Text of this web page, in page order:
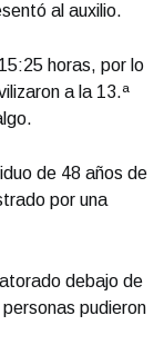
al auxilio.
horas, por lo
a la 13.ª
de 48 años de
por una
debajo de
pudieron